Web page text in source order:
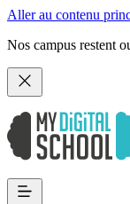
Aller au contenu
Nos campus restent